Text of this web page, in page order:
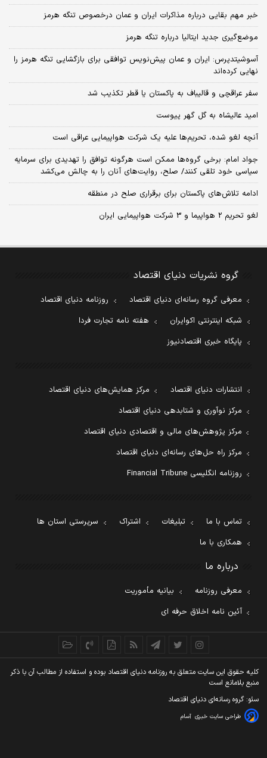
خبر مهم بقایی درباره مذاکرات ایران و عمان درخصوص تنگه هرمز
موضع‌گیری جدید ایتالیا درباره تنگه هرمز
آسوشیتدپرس: ایران و عمان پیش‌‌نویس توافقی برای بازگشایی تنگه هرمز را
نهایی کرده‌اند
سفر عراقچی و قالیباف به پاکستان یا قطر تکذیب شد
امید عالیشاه به گل گهر پیوست
آنچه لغو شده، تحریم‌ها علیه یک شرکت هواپیمایی عراقی است
جواد امام: برخی گروه‌ها ممکن است هرگونه توافق را تهدیدی برای سرمایه
سیاسی خود تلقی کنند/ صلح، روایت‌های آنان را به چالش می‌کشد
ادامه تلاش‌های پاکستان برای برقراری صلح در منطقه
لغو تحریم 2 هواپیما و 3 شرکت هواپیمایی ایران
گروه نشریات دنیای اقتصاد
معرفی گروه رسانه‌ای دنیای اقتصاد
روزنامه دنیای اقتصاد
شبکه اینترنتی اکوایران
هفته نامه تجارت فردا
پایگاه خبری اقتصادنیوز
انتشارات دنیای اقتصاد
مرکز همایش‌های دنیای اقتصاد
مرکز نوآوری و شتابدهی دنیای اقتصاد
مرکز پژوهش‌های مالی و اقتصادی دنیای اقتصاد
مرکز راه حل‌های رسانه‌ای دنیای اقتصاد
روزنامه انگلیسی Financial Tribune
تماس با ما تبلیغات اشتراک
سرپرستی استان ها
همکاری با ما
درباره ما
معرفی روزنامه
بیانیه مأموریت
آئین نامه اخلاق حرفه ای
کليه حقوق اين سايت متعلق به روزنامه دنيای اقتصاد بوده و استفاده از مطالب آن با ذکر
منبع بلامانع است
سئو: گروه رسانه‌ای دنیای اقتصاد
طراحی سایت خبری آسام